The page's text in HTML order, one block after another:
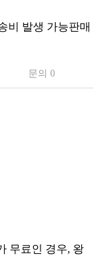
비 발생 가능판매
문의 0
무료인 경우, 왕